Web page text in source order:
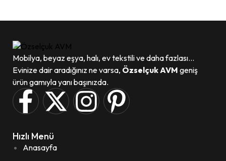
Mobilya, beyaz eşya, halı, ev tekstili ve daha fazlası...
Evinize dair aradığınız ne varsa, Özselçuk AVM geniş
ürün gamıyla yanı başınızda.
Hızlı Menü
Anasayfa